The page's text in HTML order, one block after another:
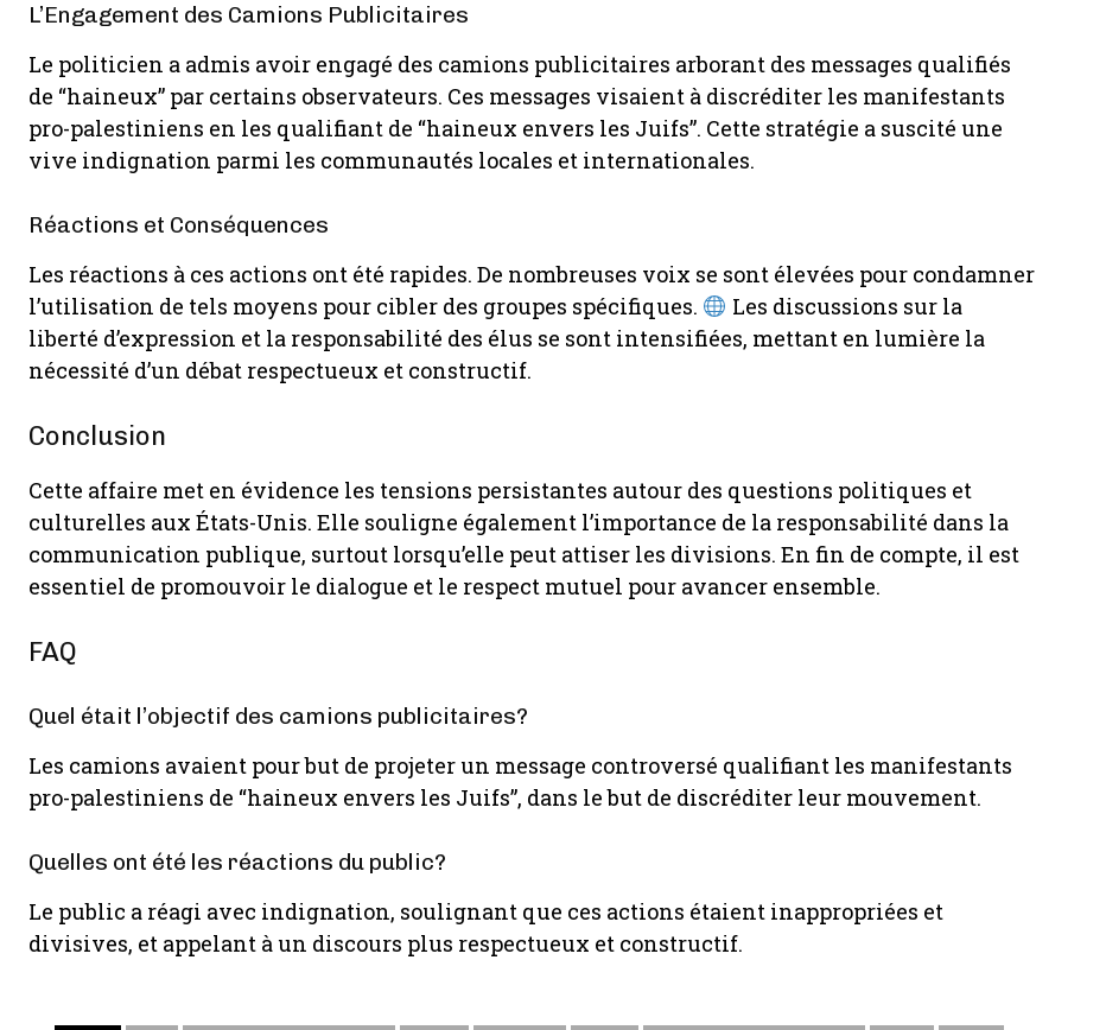
L’Engagement des Camions Publicitaires
Le politicien a admis avoir engagé des camions publicitaires arborant des messages qualifiés
de “haineux” par certains observateurs. Ces messages visaient à discréditer les manifestants
pro-palestiniens en les qualifiant de “haineux envers les Juifs”. Cette stratégie a suscité une
vive indignation parmi les communautés locales et internationales.
Réactions et Conséquences
Les réactions à ces actions ont été rapides. De nombreuses voix se sont élevées pour condamner
l’utilisation de tels moyens pour cibler des groupes spécifiques.
Les discussions sur la
liberté d’expression et la responsabilité des élus se sont intensifiées, mettant en lumière la
nécessité d’un débat respectueux et constructif.
Conclusion
Cette affaire met en évidence les tensions persistantes autour des questions politiques et
culturelles aux États-Unis. Elle souligne également l’importance de la responsabilité dans la
communication publique, surtout lorsqu’elle peut attiser les divisions. En fin de compte, il est
essentiel de promouvoir le dialogue et le respect mutuel pour avancer ensemble.
FAQ
Quel était l’objectif des camions publicitaires?
Les camions avaient pour but de projeter un message controversé qualifiant les manifestants
pro-palestiniens de “haineux envers les Juifs”, dans le but de discréditer leur mouvement.
Quelles ont été les réactions du public?
Le public a réagi avec indignation, soulignant que ces actions étaient inappropriées et
divisives, et appelant à un discours plus respectueux et constructif.